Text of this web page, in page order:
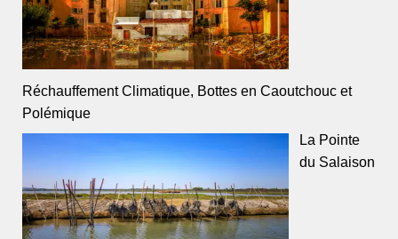
Réchauffement Climatique, Bottes en Caoutchouc et
Polémique
La Pointe
du Salaison